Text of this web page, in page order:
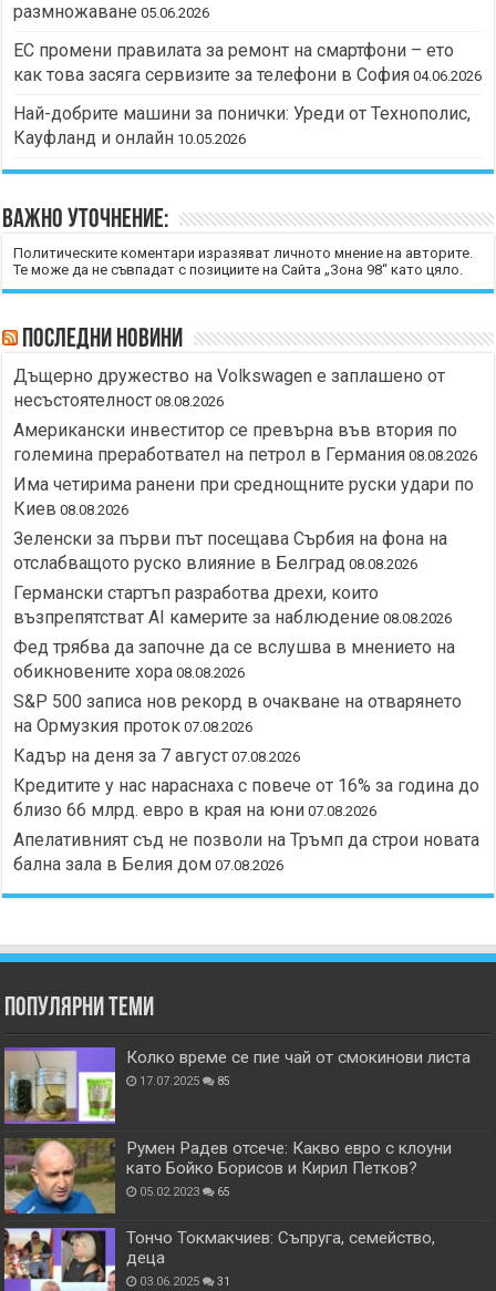
размножаване 05.06.2026
ЕС промени правилата за ремонт на смартфони – ето
как това засяга сервизите за телефони в София 04.06.2026
Най-добрите машини за понички: Уреди от Технополис,
Кауфланд и онлайн 10.05.2026
Важно уточнение:
Политическите коментари изразяват личното мнение на авторите.
Те може да не съвпадат с позициите на Сайта „Зона 98“ като цяло.
Последни новини
Дъщерно дружество на Volkswagen е заплашено от
несъстоятелност 08.08.2026
Американски инвеститор се превърна във втория по
големина преработвател на петрол в Германия 08.08.2026
Има четирима ранени при среднощните руски удари по
Киев 08.08.2026
Зеленски за първи път посещава Сърбия на фона на
отслабващото руско влияние в Белград 08.08.2026
Германски стартъп разработва дрехи, които
възпрепятстват AI камерите за наблюдение 08.08.2026
Фед трябва да започне да се вслушва в мнението на
обикновените хора 08.08.2026
S&P 500 записа нов рекорд в очакване на отварянето
на Ормузкия проток 07.08.2026
Кадър на деня за 7 август 07.08.2026
Кредитите у нас нараснаха с повече от 16% за година до
близо 66 млрд. евро в края на юни 07.08.2026
Апелативният съд не позволи на Тръмп да строи новата
бална зала в Белия дом 07.08.2026
Популярни теми
Колко време се пие чай от смокинови листа
17.07.2025 85
Румен Радев отсече: Какво евро с клоуни
като Бойко Борисов и Кирил Петков?
05.02.2023 65
Тончо Токмакчиев: Съпруга, семейство,
деца
03.06.2025 31